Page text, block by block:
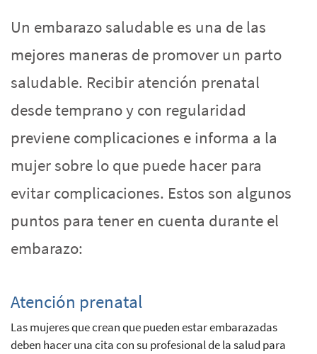
Un embarazo saludable es una de las
mejores maneras de promover un parto
saludable. Recibir atención prenatal
desde temprano y con regularidad
previene complicaciones e informa a la
mujer sobre lo que puede hacer para
evitar complicaciones. Estos son algunos
puntos para tener en cuenta durante el
embarazo:
Atención prenatal
Las mujeres que crean que pueden estar embarazadas
deben hacer una cita con su profesional de la salud para